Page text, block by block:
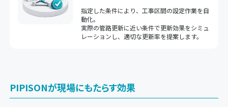
指定した条件により、工事区間の設定作業を自
動化。
実際の管路更新に近い条件で更新効果をシミュ
レーションし、適切な更新率を提案します。
PIPISONが現場にもたらす効果